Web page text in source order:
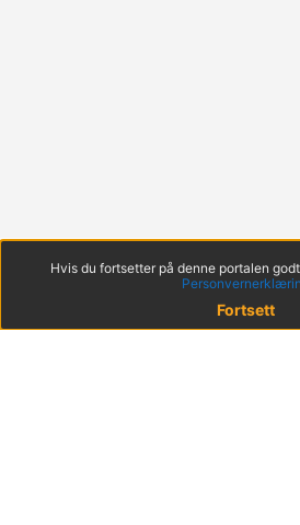
Hvis du fortsetter på denne portalen
Fortsett